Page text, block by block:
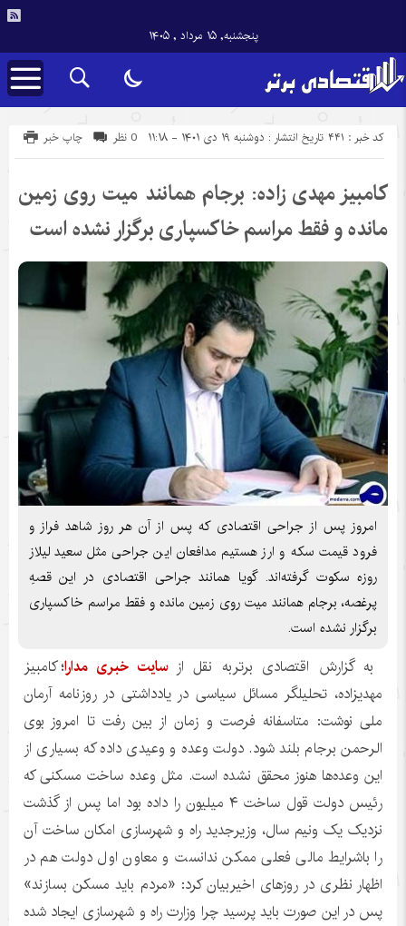
پنجشنبه, ۱۵ مرداد , ۱۴۰۵
تاریخ انتشار : دوشنبه ۱۹ دی ۱۴۰۱ - ۱۱:۱۸ کد خبر : 441 چاپ خبر 0 نظر
کامبیز مهدی زاده: برجام همانند میت روی زمین
مانده و فقط مراسم خاکسپاری برگزار نشده است
امروز پس از جراحی اقتصادی که پس از آن هر روز شاهد فراز و
فرود قیمت سکه و ارز هستیم مدافعان این جراحی مثل سعید لیلاز
روزه سکوت گرفته‌اند. گویا همانند جراحی اقتصادی در این قصهِ
پرغصه، برجام همانند میت روی زمین مانده و فقط مراسم خاکسپاری
برگزار نشده است.
به گزارش اقتصادی برتربه نقل ازسایت خبری مدارا؛کامبیز
مهدیزاده، تحلیلگر مسائل سیاسی در یادداشتی در روزنامه آرمان
ملی نوشت: متاسفانه فرصت و زمان از بین رفت تا امروز بوی
الرحمن برجام بلند شود. دولت وعده و وعیدی داده که بسیاری از
این وعده‌ها هنوز محقق نشده است. مثل وعده ساخت مسکنی که
رئیس دولت قول ساخت ۴ میلیون را داده بود اما پس از گذشت
نزدیک یک ونیم سال، وزیرجدید راه و شهرسازی امکان ساخت آن
را باشرایط مالی فعلی ممکن ندانست و معاون اول دولت هم در
اظهار نظری در روزهای اخیربیان کرد: «مردم باید مسکن بسازند»
پس در این صورت باید پرسید چرا وزارت راه و شهرسازی ایجاد شده